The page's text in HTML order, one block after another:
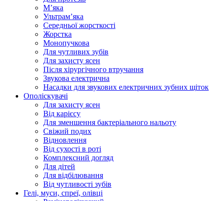
Мʼяка
Ультрамʼяка
Середньої жорсткості
Жорстка
Монопучкова
Для чутливих зубів
Для захисту ясен
Після хірургічного втручання
Звукова електрична
Насадки для звукових електричних зубних щіток
Ополіскувачі
Для захисту ясен
Від карієсу
Для зменшення бактеріального нальоту
Свіжий подих
Відновлення
Від сухості в роті
Комплексний догляд
Для дітей
Для відбілювання
Від чутливості зубів
Гелі, муси, спреї, олівці